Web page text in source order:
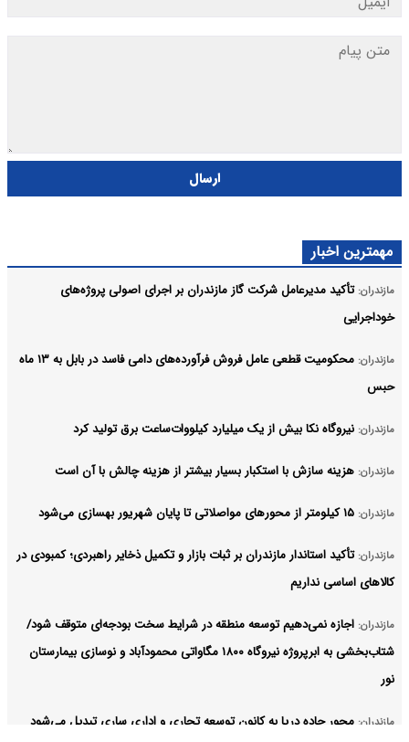
ارسال
مهمترین اخبار
مازندران: تأکید مدیرعامل شرکت گاز مازندران بر اجرای اصولی پروژه‌های
خوداجرایی
مازندران:
محکومیت قطعی عامل فروش فرآورده‌های دامی فاسد در بابل به ۱۳ ماه
حبس
مازندران: نیروگاه نکا بیش از یک میلیارد کیلووات‌ساعت برق تولید کرد
مازندران: هزینه سازش با استکبار بسیار بیشتر از هزینه چالش با آن است
مازندران: ۱۵ کیلومتر از محورهای مواصلاتی تا پایان شهریور بهسازی می‌شود
مازندران: تأکید استاندار مازندران بر ثبات بازار و تکمیل ذخایر راهبردی؛ کمبودی در
کالاهای اساسی نداریم
مازندران: اجازه نمی‌دهیم توسعه منطقه در شرایط سخت بودجه‌ای متوقف شود/
شتاب‌بخشی به ابرپروژه نیروگاه ۱۸۰۰ مگاواتی محمودآباد و نوسازی بیمارستان
نور
مازندران: محور جاده دریا به کانون توسعه تجاری و اداری ساری تبدیل می‌شود